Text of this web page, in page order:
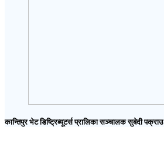
कान्तिपुर भेट डिष्ट्रिब्यूटर्स प्रालिका सञ्चालक सुबेदी पक्राउ